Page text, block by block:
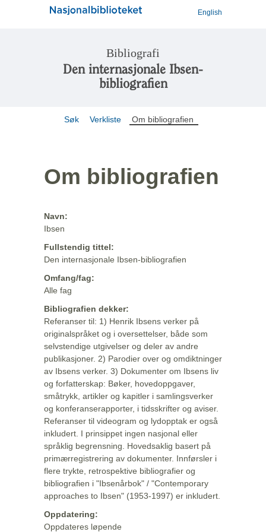
English
Bibliografi
Den internasjonale Ibsen-
bibliografien
Søk Verkliste Om bibliografien
Om bibliografien
Navn:
Ibsen
Fullstendig tittel:
Den internasjonale Ibsen-bibliografien
Omfang/fag:
Alle fag
Bibliografien dekker:
Referanser til: 1) Henrik Ibsens verker på
originalspråket og i oversettelser, både som
selvstendige utgivelser og deler av andre
publikasjoner. 2) Parodier over og omdiktninger
av Ibsens verker. 3) Dokumenter om Ibsens liv
og forfatterskap: Bøker, hovedoppgaver,
småtrykk, artikler og kapitler i samlingsverker
og konferanserapporter, i tidsskrifter og aviser.
Referanser til videogram og lydopptak er også
inkludert. I prinsippet ingen nasjonal eller
språklig begrensning. Hovedsaklig basert på
primærregistrering av dokumenter. Innførsler i
flere trykte, retrospektive bibliografier og
bibliografien i "Ibsenårbok" / "Contemporary
approaches to Ibsen" (1953-1997) er inkludert.
Oppdatering:
Oppdateres løpende